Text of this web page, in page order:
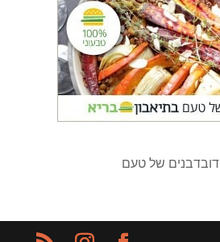
‏דובדבנים של טעם‏